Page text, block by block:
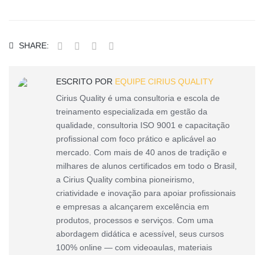
SHARE:
ESCRITO POR EQUIPE CIRIUS QUALITY
Cirius Quality é uma consultoria e escola de
treinamento especializada em gestão da
qualidade, consultoria ISO 9001 e capacitação
profissional com foco prático e aplicável ao
mercado. Com mais de 40 anos de tradição e
milhares de alunos certificados em todo o Brasil,
a Cirius Quality combina pioneirismo,
criatividade e inovação para apoiar profissionais
e empresas a alcançarem excelência em
produtos, processos e serviços. Com uma
abordagem didática e acessível, seus cursos
100% online — com videoaulas, materiais